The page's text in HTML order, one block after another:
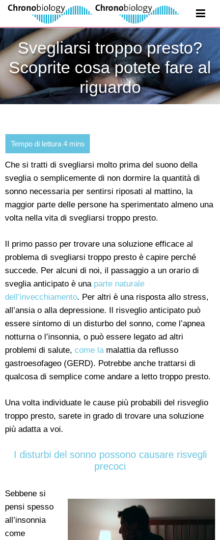
Svegliarsi troppo presto?
Scoprite cosa potete fare al
riguardo
Che si tratti di svegliarsi molto prima del suono della
sveglia o semplicemente di non dormire la quantità di
sonno necessaria per sentirsi riposati al mattino, la
maggior parte delle persone ha sperimentato almeno una
volta nella vita di svegliarsi troppo presto.
Il primo passo per trovare una soluzione efficace al
problema di svegliarsi troppo presto è capire perché
succede. Per alcuni di noi, il passaggio a un orario di
sveglia anticipato è una parte naturale
dell’invecchiamento. Per altri è una risposta allo stress,
all’ansia o alla depressione. Il risveglio anticipato può
essere sintomo di un disturbo del sonno, come l’apnea
notturna o l’insonnia, o può essere legato ad altri
problemi di salute, come lamalattia da reflusso
gastroesofageo (GERD). Potrebbe anche trattarsi di
qualcosa di semplice come andare a letto troppo presto.
Una volta individuate le cause più probabili del risveglio
troppo presto, sarete in grado di trovare una soluzione
più adatta a voi.
I disturbi del sonno possono causare risvegli
precoci
Sebbene si
pensi spesso
all’insonnia
come